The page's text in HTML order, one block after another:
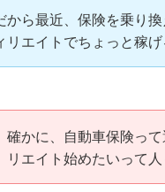
から最近、保険を乗り
リエイトでちょっと稼
確かに、自動車保険っ
リエイト始めたいって